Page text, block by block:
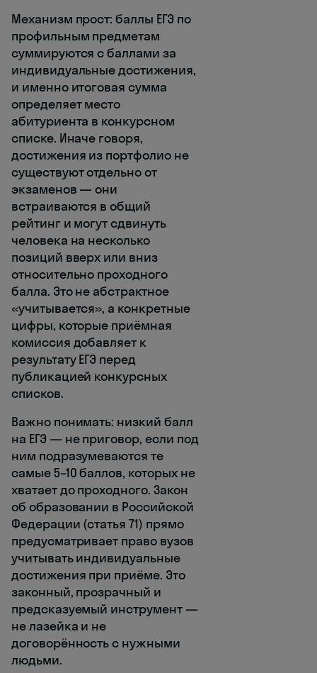
Механизм прост: баллы ЕГЭ по
профильным предметам
суммируются с баллами за
индивидуальные достижения,
и именно итоговая сумма
определяет место
абитуриента в конкурсном
списке. Иначе говоря,
достижения из портфолио не
существуют отдельно от
экзаменов — они
встраиваются в общий
рейтинг и могут сдвинуть
человека на несколько
позиций вверх или вниз
относительно проходного
балла. Это не абстрактное
«учитывается», а конкретные
цифры, которые приёмная
комиссия добавляет к
результату ЕГЭ перед
публикацией конкурсных
списков.
Важно понимать: низкий балл
на ЕГЭ — не приговор, если под
ним подразумеваются те
самые 5–10 баллов, которых не
хватает до проходного. Закон
об образовании в Российской
Федерации (статья 71) прямо
предусматривает право вузов
учитывать индивидуальные
достижения при приёме. Это
законный, прозрачный и
предсказуемый инструмент —
не лазейка и не
договорённость с нужными
людьми.